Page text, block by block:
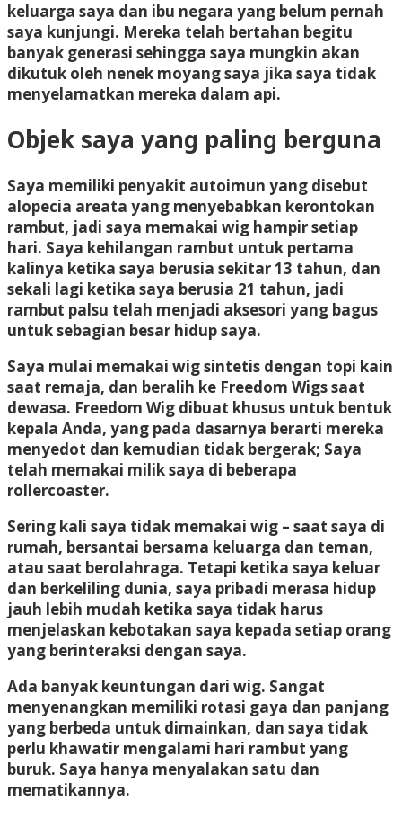
keluarga saya dan ibu negara yang belum pernah
saya kunjungi. Mereka telah bertahan begitu
banyak generasi sehingga saya mungkin akan
dikutuk oleh nenek moyang saya jika saya tidak
menyelamatkan mereka dalam api.
Objek saya yang paling berguna
Saya memiliki penyakit autoimun yang disebut
alopecia areata yang menyebabkan kerontokan
rambut, jadi saya memakai wig hampir setiap
hari. Saya kehilangan rambut untuk pertama
kalinya ketika saya berusia sekitar 13 tahun, dan
sekali lagi ketika saya berusia 21 tahun, jadi
rambut palsu telah menjadi aksesori yang bagus
untuk sebagian besar hidup saya.
Saya mulai memakai wig sintetis dengan topi kain
saat remaja, dan beralih ke Freedom Wigs saat
dewasa. Freedom Wig dibuat khusus untuk bentuk
kepala Anda, yang pada dasarnya berarti mereka
menyedot dan kemudian tidak bergerak; Saya
telah memakai milik saya di beberapa
rollercoaster.
Sering kali saya tidak memakai wig – saat saya di
rumah, bersantai bersama keluarga dan teman,
atau saat berolahraga. Tetapi ketika saya keluar
dan berkeliling dunia, saya pribadi merasa hidup
jauh lebih mudah ketika saya tidak harus
menjelaskan kebotakan saya kepada setiap orang
yang berinteraksi dengan saya.
Ada banyak keuntungan dari wig. Sangat
menyenangkan memiliki rotasi gaya dan panjang
yang berbeda untuk dimainkan, dan saya tidak
perlu khawatir mengalami hari rambut yang
buruk. Saya hanya menyalakan satu dan
mematikannya.